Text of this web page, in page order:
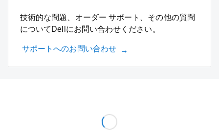
技術的な問題、オーダー サポート、その他の質問
についてDellにお問い合わせください。
サポートへのお問い合わせ